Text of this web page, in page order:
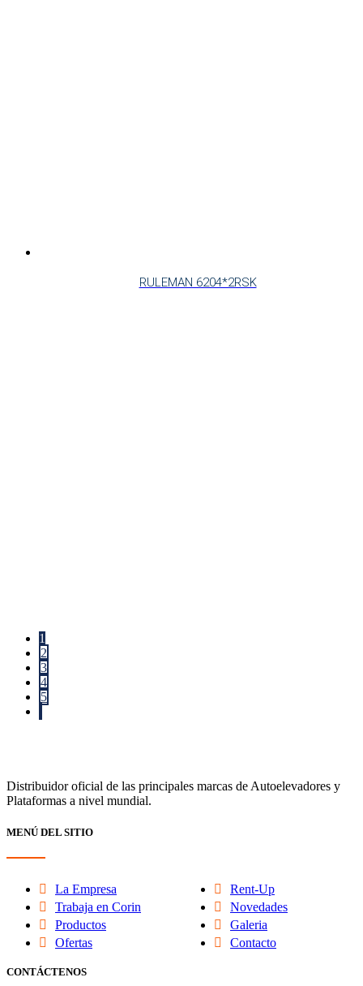
RULEMAN 6204*2RSK
1
2
3
4
5
Distribuidor oficial de las principales marcas de Autoelevadores y
Plataformas a nivel mundial.
MENÚ DEL SITIO
La Empresa
Trabaja en Corin
Productos
Ofertas
Rent-Up
Novedades
Galeria
Contacto
CONTÁCTENOS